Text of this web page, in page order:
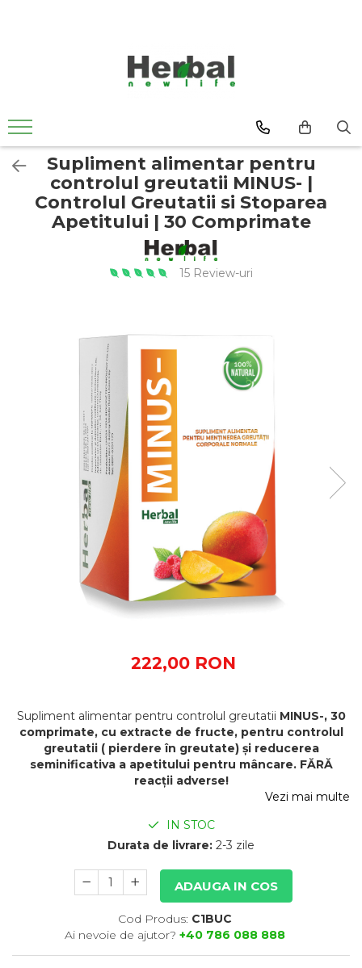
Supliment alimentar pentru
controlul greutatii MINUS- |
Controlul Greutatii si Stoparea
Apetitului | 30 Comprimate
15 Review-uri
222,00 RON
Supliment alimentar pentru controlul greutatii MINUS-, 30
comprimate, cu extracte de fructe, pentru controlul
greutatii ( pierdere în greutate) și reducerea
seminificativa a apetitului pentru mâncare. FĂRĂ
reacții adverse!
Vezi mai multe
IN STOC
Durata de livrare: 2-3 zile
ADAUGA IN COS
Cod Produs: C1BUC
Ai nevoie de ajutor? +40 786 088 888